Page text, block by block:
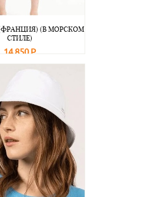
(ФРАНЦИЯ) (В МОРСКОМ
СТИЛЕ)
14 850 Р
Подробнее